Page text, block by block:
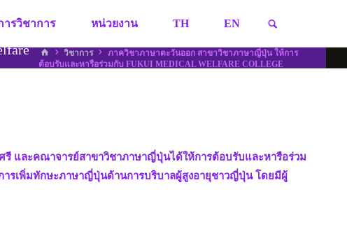
ารวิชาการ หน่วยงาน TH EN
HOMEวิชาการ
ภาควิชาภาษาตะวันออก สาขาวิชาภาษาญี่ปุ่น ให้การ
ต้อบรับและหารือร่วมกับ FUKUI MEDICAL WELFARE COLLEGE
และคณาจารย์สาขาวิชาภาษาญี่ปุ่นได้ให้การต้อบรับและหารือร่วม
การเพิ่มทักษะภาษาญี่ปุ่นด้านการบริบาลผู้สูงอายุชาวญี่ปุ่น โดยมีผู้